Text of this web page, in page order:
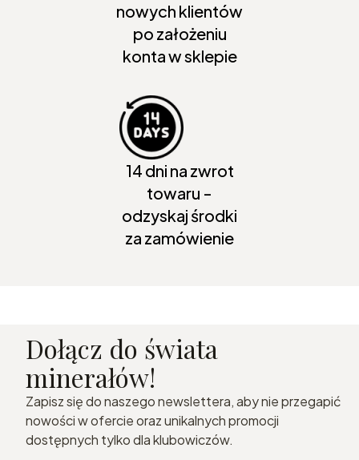
nowych klientów
po założeniu
konta w sklepie
14 dni na zwrot
towaru -
odzyskaj środki
za zamówienie
Dołącz do świata
minerałów!
Zapisz się do naszego newslettera, aby nie przegapić
nowości w ofercie oraz unikalnych promocji
dostępnych tylko dla klubowiczów.